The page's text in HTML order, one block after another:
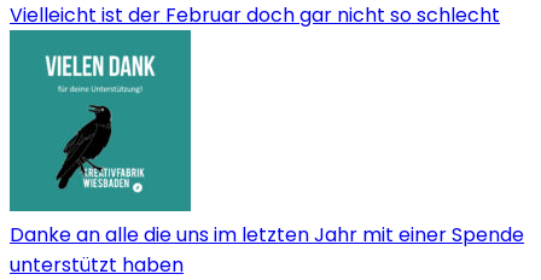
Vielleicht ist der Februar doch gar nicht so schlecht
Danke an alle die uns im letzten Jahr mit einer Spende
unterstützt haben